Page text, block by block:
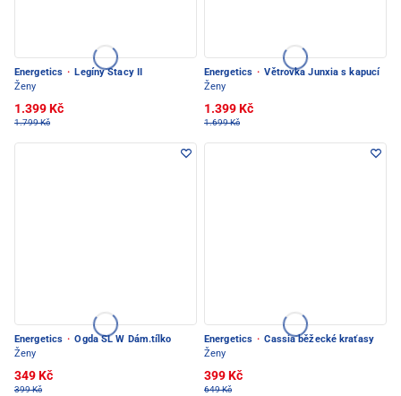
Energetics · Legíny Stacy II
Ženy
1.399 Kč
1.799 Kč
Energetics · Větrovka Junxia s kapucí
Ženy
1.399 Kč
1.699 Kč
Energetics · Ogda SL W Dám.tílko
Ženy
349 Kč
399 Kč
Energetics · Cassia běžecké kraťasy
Ženy
399 Kč
649 Kč